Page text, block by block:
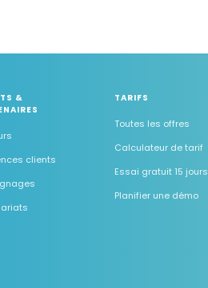
&
clients
TARIFS
Toutes les offres
Calculateur de tarif
Essai gratuit 15 jours
Planifier une démo